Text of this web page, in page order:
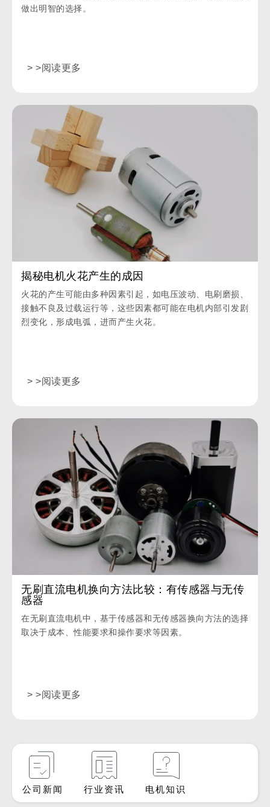
做出明智的选择。
> >阅读更多
揭秘电机火花产生的成因
火花的产生可能由多种因素引起，如电压波动、电刷磨损、
接触不良及过载运行等，这些因素都可能在电机内部引发剧
烈变化，形成电弧，进而产生火花。
> >阅读更多
无刷直流电机换向方法比较：有传感器与无传
感器
在无刷直流电机中，基于传感器和无传感器换向方法的选择
取决于成本、性能要求和操作要求等因素。
> >阅读更多
公司新闻 行业资讯 电机知识